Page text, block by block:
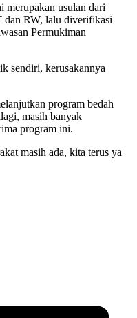
merupakan usulan dari
dan RW, lalu diverifikasi
Permukiman
sendiri, kerusakannya
program bedah
masih banyak
program ini.
masih ada, kita terus ya